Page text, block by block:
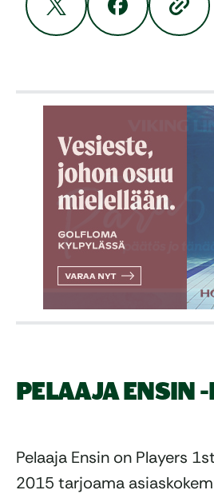
PELAAJA ENSIN
Pelaaja Ensin on Players
2015 tarjoama